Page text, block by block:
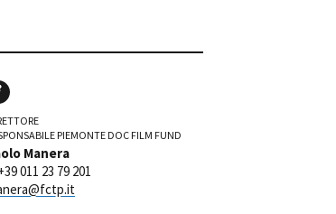
d’Arte
Festival
PIEMONTE DOC FILM FUND
Manera
011 23 79 201